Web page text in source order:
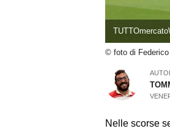
© foto di Federico
Nelle scorse